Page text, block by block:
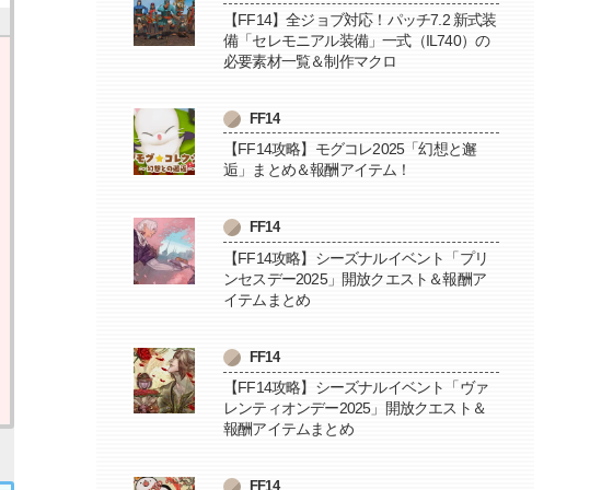
【FF14】全ジョブ対応！パッチ7.2 新式装
備「セレモニアル装備」一式（IL740）の
必要素材一覧＆制作マクロ
FF14
【FF14攻略】モグコレ2025「幻想と邂
逅」まとめ＆報酬アイテム！
FF14
【FF14攻略】シーズナルイベント「プリ
ンセスデー2025」開放クエスト＆報酬ア
イテムまとめ
FF14
【FF14攻略】シーズナルイベント「ヴァ
レンティオンデー2025」開放クエスト＆
報酬アイテムまとめ